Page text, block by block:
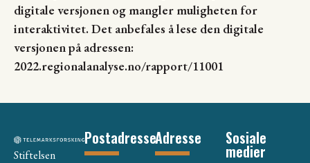
digitale versjonen og mangler muligheten for
interaktivitet. Det anbefales å lese den digitale
versjonen på adressen:
2022.regionalanalyse.no/rapport/11001
Stiftelsen
PostadresseAdresse Sosiale
medier